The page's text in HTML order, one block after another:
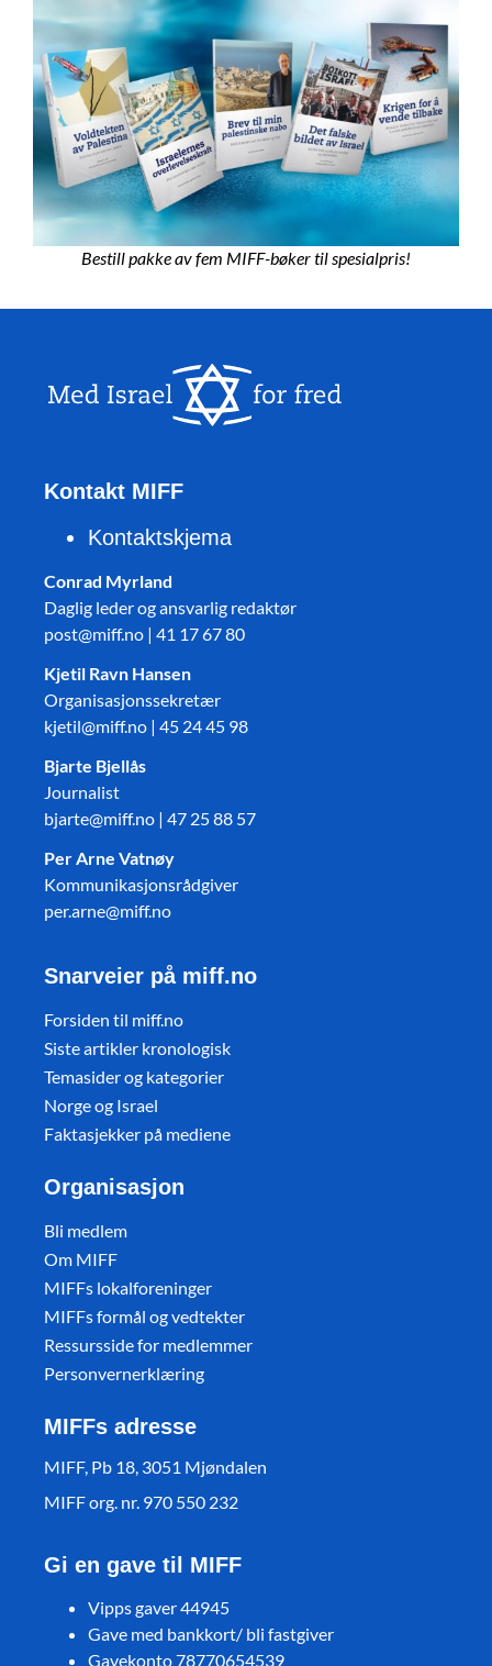
Bestill pakke av fem MIFF-bøker til spesialpris!
Kontakt MIFF
Kontaktskjema
Conrad Myrland
Daglig leder og ansvarlig redaktør
post@miff.no | 41 17 67 80
Kjetil Ravn Hansen
Organisasjonssekretær
kjetil@miff.no | 45 24 45 98
Bjarte Bjellås
Journalist
bjarte@miff.no | 47 25 88 57
Per Arne Vatnøy
Kommunikasjonsrådgiver
per.arne@miff.no
Snarveier på miff.no
Forsiden til miff.no
Siste artikler kronologisk
Temasider og kategorier
Norge og Israel
Faktasjekker på mediene
Organisasjon
Bli medlem
Om MIFF
MIFFs lokalforeninger
MIFFs formål og vedtekter
Ressursside for medlemmer
Personvernerklæring
MIFFs adresse
MIFF, Pb 18, 3051 Mjøndalen
MIFF org. nr. 970 550 232
Gi en gave til MIFF
Vipps gaver 44945
Gave med bankkort/ bli fastgiver
Gavekonto 78770654539